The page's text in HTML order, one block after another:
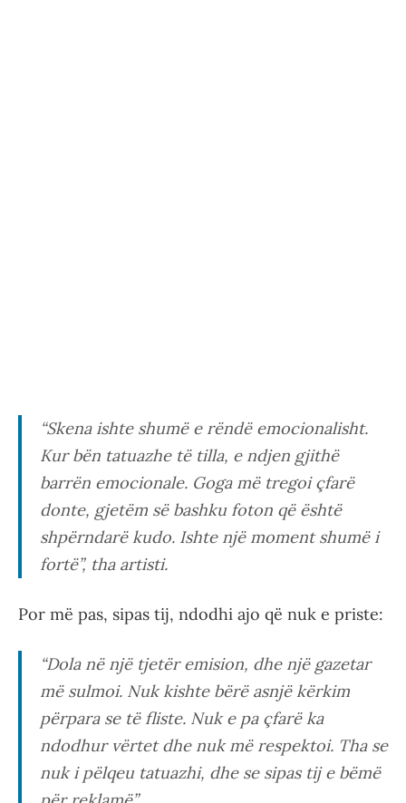
“Skena ishte shumë e rëndë emocionalisht.
Kur bën tatuazhe të tilla, e ndjen gjithë
barrën emocionale. Goga më tregoi çfarë
donte, gjetëm së bashku foton që është
shpërndarë kudo. Ishte një moment shumë i
fortë”, tha artisti.
Por më pas, sipas tij, ndodhi ajo që nuk e priste:
“Dola në një tjetër emision, dhe një gazetar
më sulmoi. Nuk kishte bërë asnjë kërkim
përpara se të fliste. Nuk e pa çfarë ka
ndodhur vërtet dhe nuk më respektoi. Tha se
nuk i pëlqeu tatuazhi, dhe se sipas tij e bëmë